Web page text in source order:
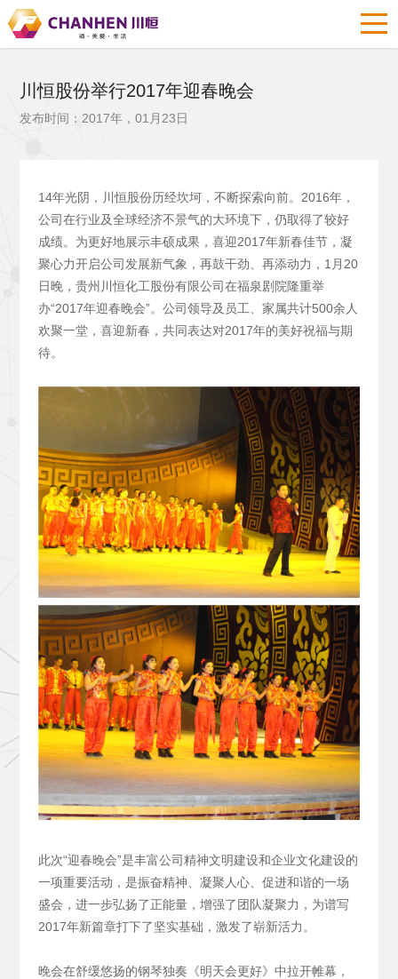
川恒股份举行2017年迎春晚会
发布时间：2017年，01月23日
14年光阴，川恒股份历经坎坷，不断探索向前。2016年，
公司在行业及全球经济不景气的大环境下，仍取得了较好
成绩。为更好地展示丰硕成果，喜迎2017年新春佳节，凝
聚心力开启公司发展新气象，再鼓干劲、再添动力，1月20
日晚，贵州川恒化工股份有限公司在福泉剧院隆重举
办“2017年迎春晚会”。公司领导及员工、家属共计500余人
欢聚一堂，喜迎新春，共同表达对2017年的美好祝福与期
待。
此次“迎春晚会”是丰富公司精神文明建设和企业文化建设的
一项重要活动，是振奋精神、凝聚人心、促进和谐的一场
盛会，进一步弘扬了正能量，增强了团队凝聚力，为谱写
2017年新篇章打下了坚实基础，激发了崭新活力。
晚会在舒缓悠扬的钢琴独奏《明天会更好》中拉开帷幕，